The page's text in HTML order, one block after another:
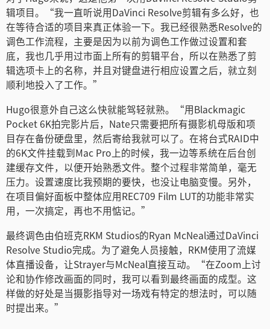
辑项目。“我一直听说用DaVinci Resolve剪辑有多么好，也
在等待合适的项目来真正体验一下。我已经很熟悉Resolve的
调色工作流程，主要是因为以前为调色工作做过设置和套
底，我也几乎用过市面上所有的剪辑平台，所以在熟悉了剪
辑选项卡上的名称，并且对键盘进行相应设置之后，就立刻
顺利地投入了工作。”
Hugo很意外自己这么快就能驾轻就熟。“用Blackmagic
Pocket 6K拍完影片后，Nate只需要把所有摄影机母版和项
目存在备份硬盘里，然后寄给我就可以了。在将台式RAID中
的6K文件挂载到Mac Pro上的时候，我一边等系统在后台创
建缓存文件，以便开始熟悉文件。整个过程非常简单，毫无
压力。设置速度比我预期的要快，也没让电脑变慢。另外，
在项目偏好面板中整体应用REC709 Film LUT的功能非常实
用，一次搞定，再也不用惦记。”
最终调色由伯班克RKM Studios的Ryan McNeal通过DaVinci
Resolve Studio完成。为了避免人员接触，RKM使用了流媒
体直播设备，让Strayer与McNeal直接互动。“在Zoom上讨
论和协作修改画面的同时，我可以看到最终画面的成型。这
样做的好处是当摄影指导对一场戏有特定的想法时，可以随
时提出来。”